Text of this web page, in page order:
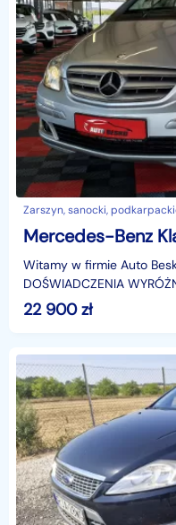
Zarszyn, sanocki,
Witamy w firmie Auto
DOŚWIADCZENIA
GWARANTUJĄC TYM
PROFESJONALIZM W
22 900zł